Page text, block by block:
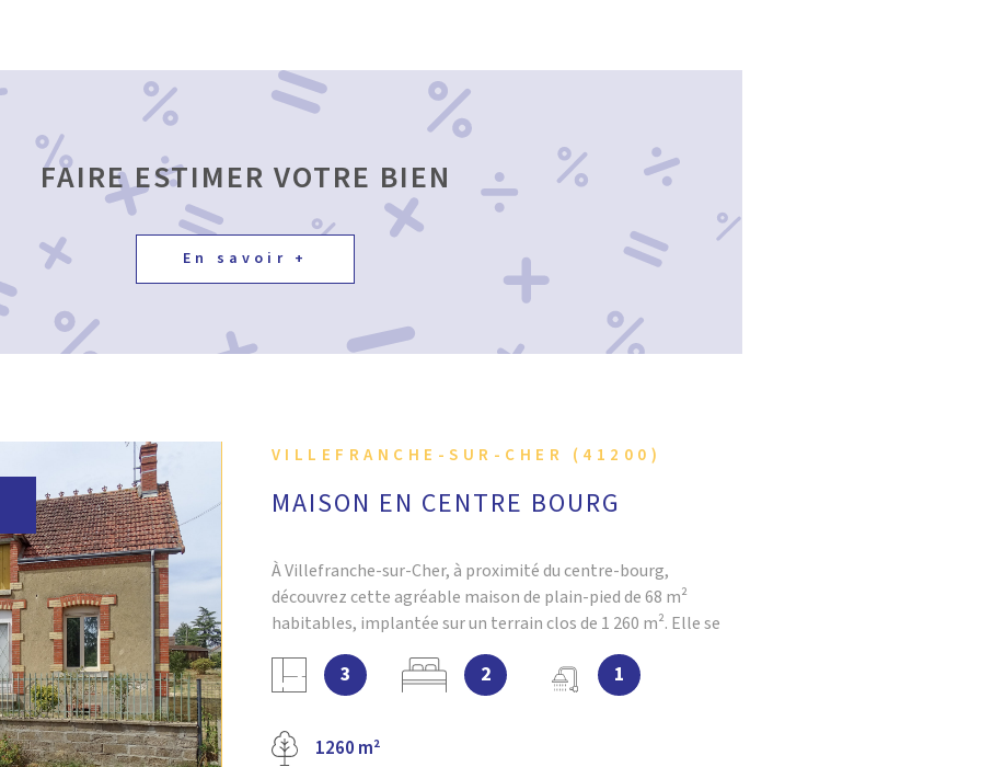
voiture et outils – ajoutent au confort et au confort
harmonieux des lieux. Une maison au charme simple et vrai,
pour une vie au rythme de la nature. Laissez-vous séduire…
Contactez Villefranche Immobilier pour une visite.
FAIRE ESTIMER VOTRE BIEN
En savoir +
VILLEFRANCHE-SUR-CHER (41200)
MAISON EN CENTRE BOURG
À Villefranche-sur-Cher, à proximité du centre-bourg,
découvrez cette agréable maison de plain-pied de 68 m²
habitables, implantée sur un terrain clos de 1 260 m². Elle se
compose d'une cuisine aménagée et équipée, ouverte sur une
agréable pièce de vie, de deux chambres et d'une salle d'eau. Un
grenier aménageable offre un beau potentiel
d'agrandissement, permettant d'adapter la maison à vos
besoins. Côté dépendances, vous bénéficierez d'une buanderie
3 2 1
1260 m²
BIEN